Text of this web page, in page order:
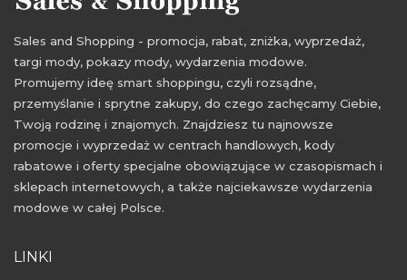
Sales and Shopping - promocja, rabat, zniżka, wyprzedaż,
targi mody, pokazy mody, wydarzenia modowe.
Promujemy ideę smart shoppingu, czyli rozsądne,
przemyślanie i sprytne zakupy, do czego zachęcamy Ciebie,
Twoją rodzinę i znajomych. Znajdziesz tu najnowsze
promocje i wyprzedaż w centrach handlowych, kody
rabatowe i oferty specjalne obowiązujące w czasopismach i
sklepach internetowych, a także najciekawsze wydarzenia
modowe w całej Polsce.
LINKI